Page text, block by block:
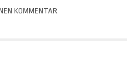
KOMMENTAR